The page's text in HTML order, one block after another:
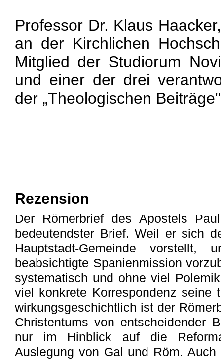
Professor Dr. Klaus
an der Kirchlichen
Mitglied der Studiorum
und einer der drei
der „Theologischen
Rezension
Der Römerbrief des Apostels
bedeutendster Brief. Weil er sich
Hauptstadt-Gemeinde
beabsichtigte Spanienmission
systematisch und ohne viel
viel konkrete Korrespondenz seine
wirkungsgeschichtlich ist der
Christentums von entscheidender
nur im Hinblick auf die
Auslegung von Gal und Röm.